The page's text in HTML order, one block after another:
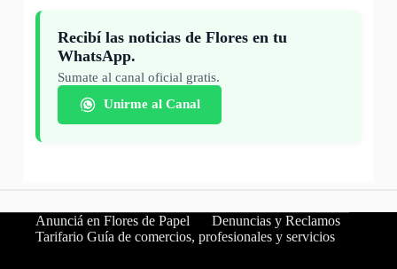
Recibí las noticias de Flores en tu
WhatsApp.
Sumate al canal oficial gratis.
Unirme al Canal
Anunciá en Flores de Papel
Denuncias y Reclamos
Tarifario Guía de comercios, profesionales y servicios